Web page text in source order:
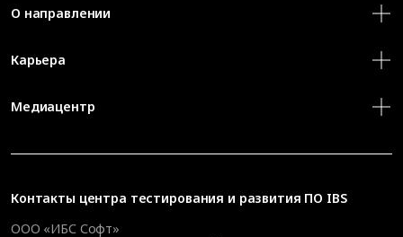
Контакты центра тестирования и развития ПО IBS
ООО «ИБС Софт»
О направлении
Карьера
Медиацентр